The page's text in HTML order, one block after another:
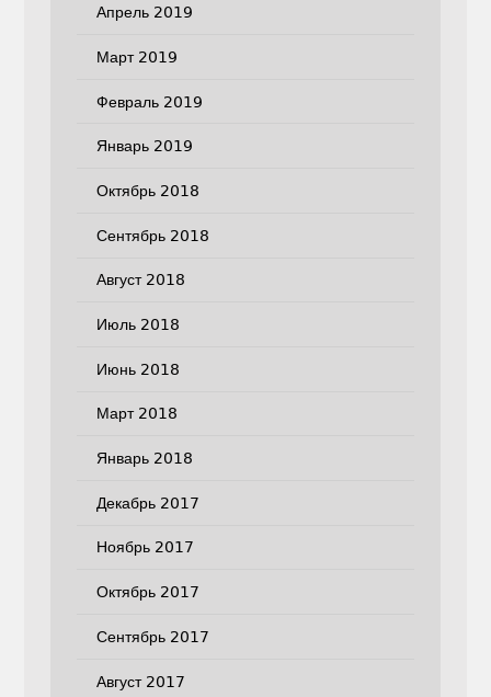
Апрель 2019
Март 2019
Февраль 2019
Январь 2019
Октябрь 2018
Сентябрь 2018
Август 2018
Июль 2018
Июнь 2018
Март 2018
Январь 2018
Декабрь 2017
Ноябрь 2017
Октябрь 2017
Сентябрь 2017
Август 2017